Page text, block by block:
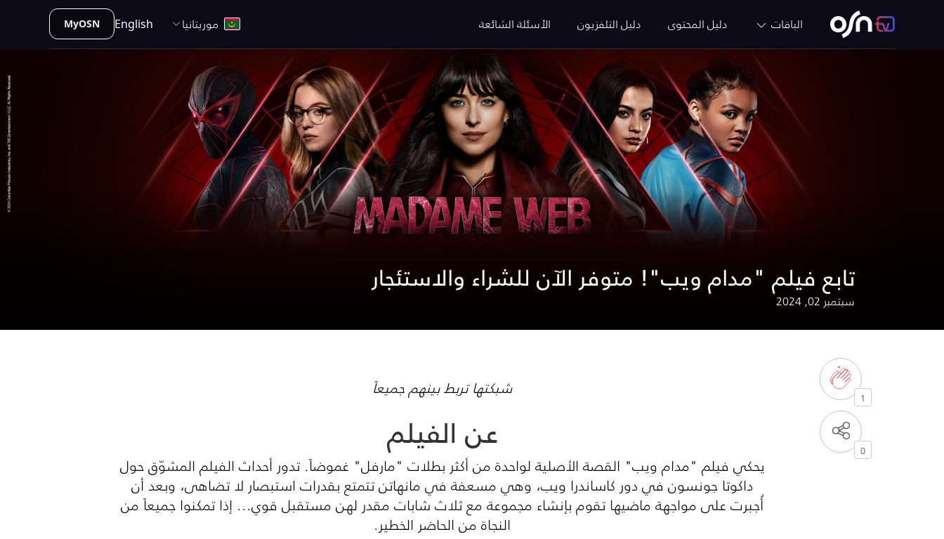
الباقات دليل المحتوى دليل التلفزيون الأسئلة الشائعة موريتانيا English
MyOSN
تابع فيلم "مدام ويب"! متوفر الآن للشراء والاستئجار
سبتمبر 02, 2024
1
0
شبكتها تربط بينهم جميعاً
عن الفيلم
يحكي فيلم "مدام ويب" القصة الأصلية لواحدة من أكثر بطلات "مارفل" غموضاً. تدور أحداث الفيلم المشوّق حول
داكوتا جونسون في دور كاساندرا ويب، وهي مسعفة في مانهاتن تتمتع بقدرات استبصار لا تضاهى، وبعد أن
أُجبرت على مواجهة ماضيها تقوم بإنشاء مجموعة مع ثلاث شابات مقدر لهن مستقبل قوي... إذا تمكنوا جميعاً من
النجاة من الحاضر الخطير.